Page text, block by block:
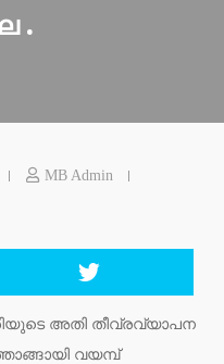
.
MB Admin
അതി തീവ്രവ്യാപന
വയമ്പ്